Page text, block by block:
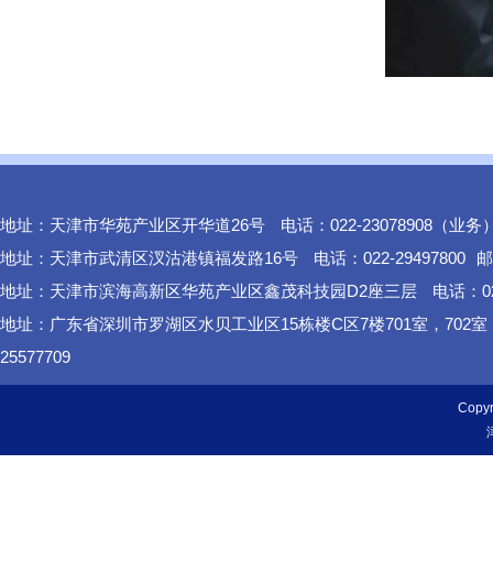
地址：天津市华苑产业区开华道26号
电话：022-23078908（业务
地址：天津市武清区汊沽港镇福发路16号
电话：022-29497800
地址：天津市滨海高新区华苑产业区鑫茂科技园D2座三层
电话：
地址：广东省深圳市罗湖区水贝工业区15栋楼C区7楼701室，702
25577709